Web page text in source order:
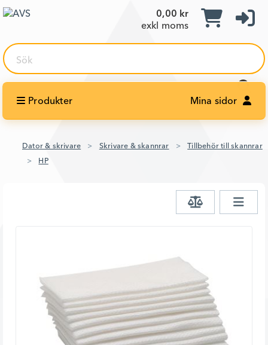
0,00 kr
exkl moms
Sök
Produkter Mina sidor
Dator & skrivare Skrivare & skannrar
Tillbehör till skannrar
HP